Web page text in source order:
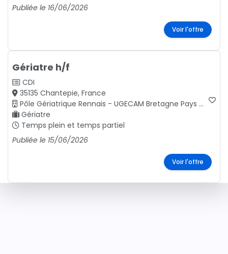
Publiée le 16/06/2026
Voir l'offre
Gériatre h/f
CDI
35135 Chantepie, France
Pôle Gériatrique Rennais - UGECAM Bretagne Pays de la Loire
Gériatre
Temps plein et temps partiel
Publiée le 15/06/2026
Voir l'offre